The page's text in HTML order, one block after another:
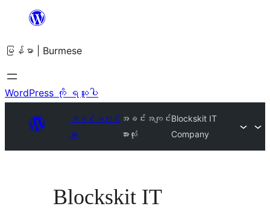
အကြောင်းအရာ
ကျော်သွား
ရန်
မြန်မာ | Burmese
WordPress ကို ရယူပါ
အခင်းအကျင်း
များ
အခင်းအကျင်း
အားလုံး
Blockskit IT
Company
Blockskit IT